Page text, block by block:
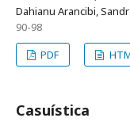
Dahianu Arancibi,
90-98
PDF
Casuística